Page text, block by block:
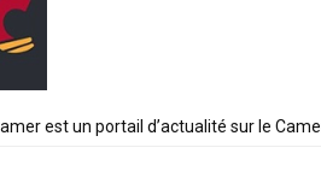
est un portail d’actualité sur le